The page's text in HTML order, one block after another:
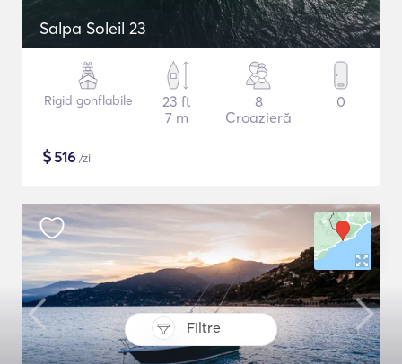
Filtre
Salpa Soleil 23
Rigid gonflabile
23 ft
7 m
8
Croazieră
0
$516 /zi